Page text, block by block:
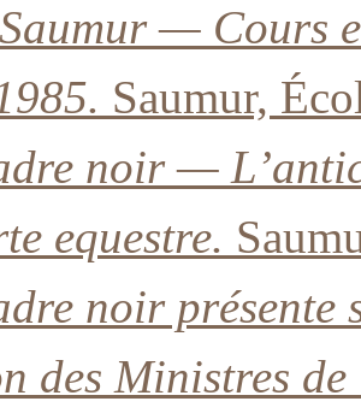
— Cours
Saumur,
noir —
equestre.
noir présente
des Ministres